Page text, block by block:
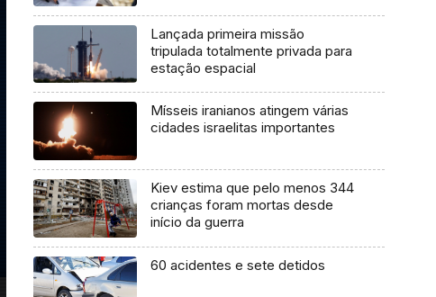
Lançada primeira missão
tripulada totalmente privada para
estação espacial
Mísseis iranianos atingem várias
cidades israelitas importantes
Kiev estima que pelo menos 344
crianças foram mortas desde
início da guerra
60 acidentes e sete detidos